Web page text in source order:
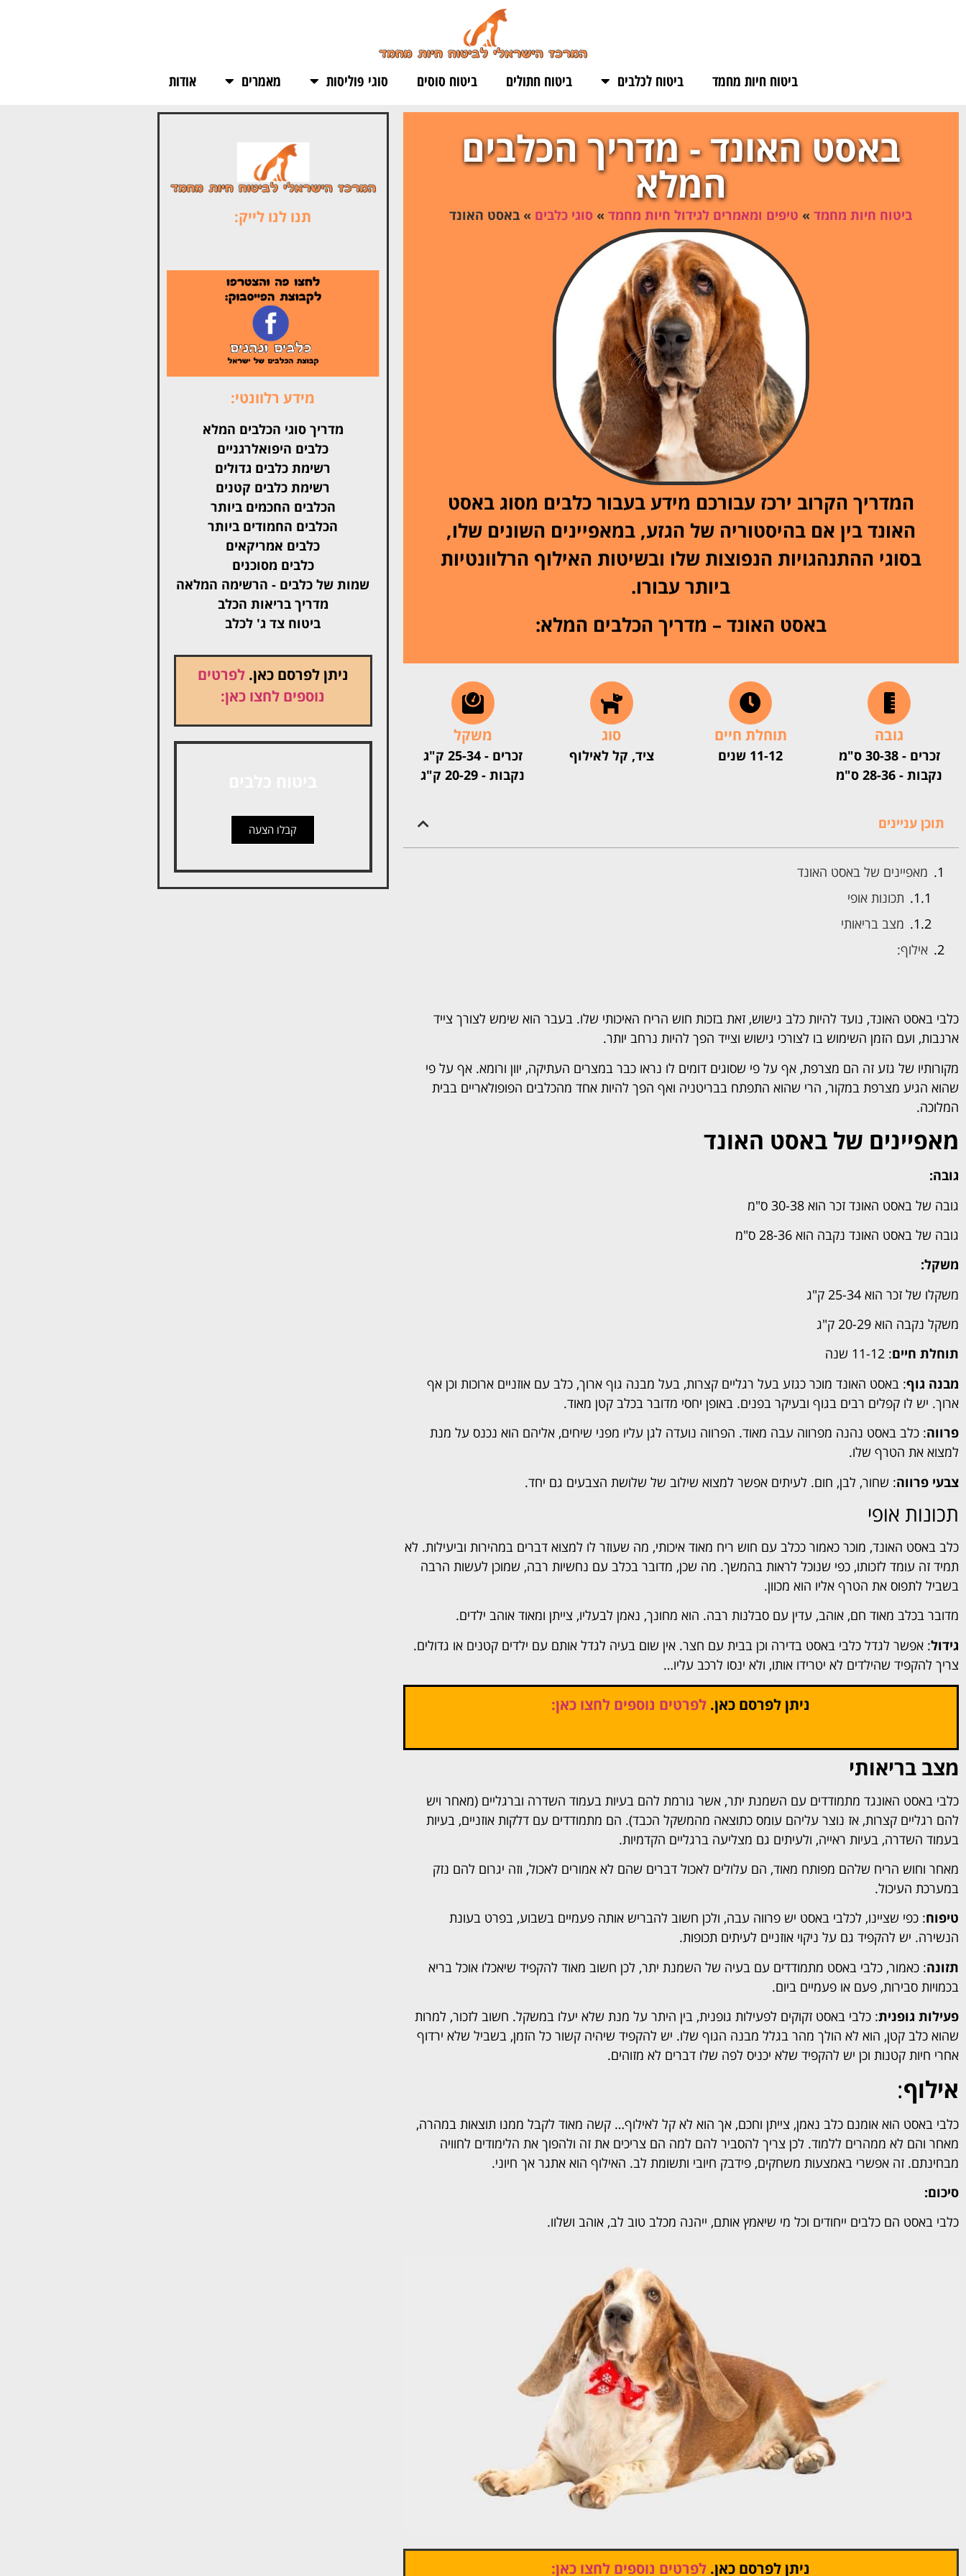
ביטוח חיות מחמד ביטוח לכלבים ביטוח חתולים ביטוח סוסים סוגי פוליסות מאמרים אודות
באסט האונד - מדריך הכלבים
המלא
ביטוח חיות מחמד» טיפים ומאמרים לגידול חיות מחמד» סוגי כלבים » באסט האונד
המדריך הקרוב ירכז עבורכם מידע בעבור כלבים מסוג באסט
האונד בין אם בהיסטוריה של הגזע, במאפיינים השונים שלו,
בסוגי ההתנהגויות הנפוצות שלו ובשיטות האילוף הרלוונטיות
ביותר עבורו.
באסט האונד – מדריך הכלבים המלא:
גובה
זכרים - 30-38 ס"מ
נקבות - 28-36 ס"מ
תוחלת חיים
11-12 שנים
סוג
ציד, קל לאילוף
משקל
זכרים - 25-34 ק"ג
נקבות - 20-29 ק"ג
תוכן עניינים
מאפיינים של באסט האונד
תכונות אופי
מצב בריאותי
אילוף:
כלבי באסט האונד, נועד להיות כלב גישוש, זאת בזכות חוש הריח האיכותי שלו. בעבר הוא שימש לצורך צייד
ארנבות, ועם הזמן השימוש בו לצורכי גישוש וצייד הפך להיות נרחב יותר.
מקורותיו של גזע זה הם מצרפת, אף על פי שסוגים דומים לו נראו כבר במצרים העתיקה, יוון ורומא. אף על פי
שהוא הגיע מצרפת במקור, הרי שהוא התפתח בבריטניה ואף הפך להיות אחד מהכלבים הפופולאריים בבית
המלוכה.
מאפיינים של באסט האונד
גובה:
גובה של באסט האונד זכר הוא 30-38 ס"מ
גובה של באסט האונד נקבה הוא 28-36 ס"מ
משקל:
משקלו של זכר הוא 25-34 ק"ג
משקל נקבה הוא 20-29 ק"ג
תוחלת חיים: 11-12 שנה
מבנה גוף: באסט האונד מוכר כגזע בעל רגליים קצרות, בעל מבנה גוף ארוך, כלב עם אוזניים ארוכות וכן אף
ארוך. יש לו קפלים רבים בגוף ובעיקר בפנים. באופן יחסי מדובר בכלב קטן מאוד.
פרווה: כלב באסט נהנה מפרווה עבה מאוד. הפרווה נועדה לגן עליו מפני שיחים, אליהם הוא נכנס על מנת
למצוא את הטרף שלו.
צבעי פרווה: שחור, לבן, חום. לעיתים אפשר למצוא שילוב של שלושת הצבעים גם יחד.
תכונות אופי
כלב באסט האונד, מוכר כאמור ככלב עם חוש ריח מאוד איכותי, מה שעוזר לו למצוא דברים במהירות וביעילות. לא
תמיד זה עומד לזכותו, כפי שנוכל לראות בהמשך. מה שכן, מדובר בכלב עם נחשיות רבה, שמוכן לעשות הרבה
בשביל לתפוס את הטרף אליו הוא מכוון.
מדובר בכלב מאוד חם, אוהב, עדין עם סבלנות רבה. הוא מחונך, נאמן לבעליו, צייתן ומאוד אוהב ילדים.
גידול: אפשר לגדל כלבי באסט בדירה וכן בבית עם חצר. אין שום בעיה לגדל אותם עם ילדים קטנים או גדולים.
צריך להקפיד שהילדים לא יטרידו אותו, ולא ינסו לרכב עליו…
ניתן לפרסם כאן. לפרטים נוספים לחצו כאן:
מצב בריאותי
כלבי באסט האונגד מתמודדים עם השמנת יתר, אשר גורמת להם בעיות בעמוד השדרה וברגליים (מאחר ויש
להם רגליים קצרות, אז נוצר עליהם עומס כתוצאה מהמשקל הכבד). הם מתמודדים עם דלקות אוזניים, בעיות
בעמוד השדרה, בעיות ראייה, ולעיתים גם מצליעה ברגליים הקדמיות.
מאחר וחוש הריח שלהם מפותח מאוד, הם עלולים לאכול דברים שהם לא אמורים לאכול, וזה יגרום להם נזק
במערכת העיכול.
טיפוח: כפי שציינו, לכלבי באסט יש פרווה עבה, ולכן חשוב להבריש אותה פעמיים בשבוע, בפרט בעונת
הנשירה. יש להקפיד גם על ניקוי אוזניים לעיתים תכופות.
תזונה: כאמור, כלבי באסט מתמודדים עם בעיה של השמנת יתר, לכן חשוב מאוד להקפיד שיאכלו אוכל בריא
בכמויות סבירות, פעם או פעמיים ביום.
פעילות גופנית: כלבי באסט זקוקים לפעילות גופנית, בין היתר על מנת שלא יעלו במשקל. חשוב לזכור, למרות
שהוא כלב קטן, הוא לא הולך מהר בגלל מבנה הגוף שלו. יש להקפיד שיהיה קשור כל הזמן, בשביל שלא ירדוף
אחרי חיות קטנות וכן יש להקפיד שלא יכניס לפה שלו דברים לא מזוהים.
אילוף:
כלבי באסט הוא אומנם כלב נאמן, צייתן וחכם, אך הוא לא קל לאילוף… קשה מאוד לקבל ממנו תוצאות במהרה,
מאחר והם לא ממהרים ללמוד. לכן צריך להסביר להם למה הם צריכים את זה ולהפוך את הלימודים לחוויה
מבחינתם. זה אפשרי באמצעות משחקים, פידבק חיובי ותשומת לב. האילוף הוא אתגר אך חיוני.
סיכום:
כלבי באסט הם כלבים ייחודים וכל מי שיאמץ אותם, ייהנה מכלב טוב לב, אוהב ושלוו.
ניתן לפרסם כאן. לפרטים נוספים לחצו כאן:
תנו לנו לייק:
מידע רלוונטי:
מדריך סוגי הכלבים המלא
כלבים היפואלרגניים
רשימת כלבים גדולים
רשימת כלבים קטנים
הכלבים החכמים ביותר
הכלבים החמודים ביותר
כלבים אמריקאים
כלבים מסוכנים
שמות של כלבים - הרשימה המלאה
מדריך בריאות הכלב
ביטוח צד ג' לכלב
ניתן לפרסם כאן.לפרטים
נוספים לחצו כאן:
קבלו הצעה